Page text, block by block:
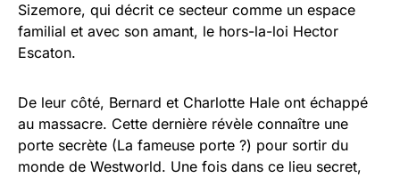
Sizemore, qui décrit ce secteur comme un espace
familial et avec son amant, le hors-la-loi Hector
Escaton.
De leur côté, Bernard et Charlotte Hale ont échappé
au massacre. Cette dernière révèle connaître une
porte secrète (La fameuse porte ?) pour sortir du
monde de Westworld. Une fois dans ce lieu secret,